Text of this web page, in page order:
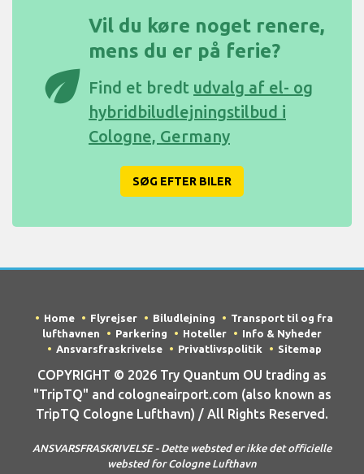
eco
Vil du køre noget renere,
mens du er på ferie?
Find et bredt udvalg af el- og
hybridbiludlejningstilbud i
Cologne, Germany
SØG EFTER BILER
Home Flyrejser Biludlejning
Transport til og fra
lufthavnen
Parkering Hoteller
Info & Nyheder
Ansvarsfraskrivelse
Privatlivspolitik Sitemap
COPYRIGHT © 2026 Try Quantum OU trading as
"TripTQ" and cologneairport.com (also known as
TripTQ Cologne Lufthavn) / All Rights Reserved.
ANSVARSFRASKRIVELSE - Dette websted er ikke det officielle
websted for Cologne Lufthavn